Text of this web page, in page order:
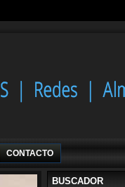
CONTACTO
BUSCADOR